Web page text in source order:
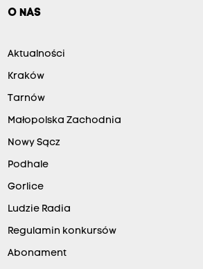
O NAS
Aktualności
Kraków
Tarnów
Małopolska Zachodnia
Nowy Sącz
Podhale
Gorlice
Ludzie Radia
Regulamin konkursów
Abonament